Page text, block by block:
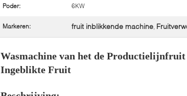
Poder: 6KW
Markeren: fruit inblikkende machine,
Wasmachine van het de Productielijnfruit
Ingeblikte Fruit